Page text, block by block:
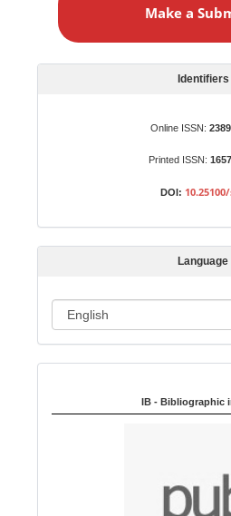
a
i
Make a
Identifiers
Online ISSN:
Printed ISSN:
DOI:
Language
a
u
IB - Bibliographic